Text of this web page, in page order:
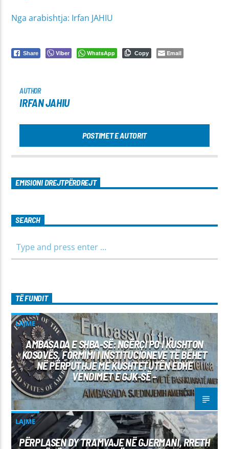
Nga arabishtja: Irfan JAHIU
Share Viber WhatsApp Copy Email
AUTHOR
IRFAN JAHIU
POSTIMET E AUTORIT
EMISIONI DREJTPËRDREJT
SEARCH
TË FUNDIT
LAJME
AMBASADA E SHBA-SË: NGËRÇI PO I KUSHTON
KOSOVËS, FORMIMI I INSTITUCIONEVE TË BËHET
NË PËRPUTHJE ME KUSHTETUTËN EDHE
VENDIMET E GJK-SË –
LAJME
PËRPLASEN DY TRAMVAJE NË GJERMANI, RRETH